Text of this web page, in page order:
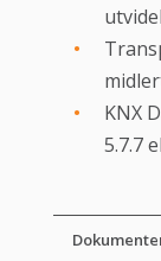
KNX
5.7.7